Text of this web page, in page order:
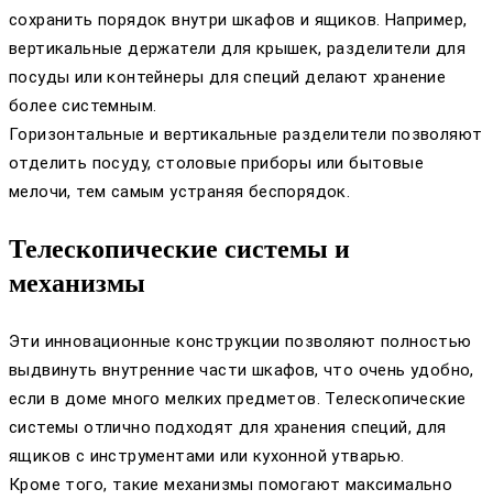
сохранить порядок внутри шкафов и ящиков. Например,
вертикальные держатели для крышек, разделители для
посуды или контейнеры для специй делают хранение
более системным.
Горизонтальные и вертикальные разделители позволяют
отделить посуду, столовые приборы или бытовые
мелочи, тем самым устраняя беспорядок.
Телескопические системы и
механизмы
Эти инновационные конструкции позволяют полностью
выдвинуть внутренние части шкафов, что очень удобно,
если в доме много мелких предметов. Телескопические
системы отлично подходят для хранения специй, для
ящиков с инструментами или кухонной утварью.
Кроме того, такие механизмы помогают максимально